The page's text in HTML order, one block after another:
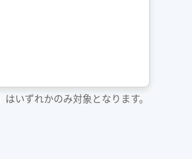
いずれかのみ対象となります。